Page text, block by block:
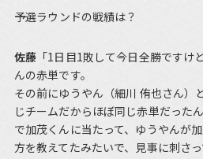
――予選ラウンドの戦績は？
佐藤 「1日目1敗して今日全勝ですけ
んの赤単です。
その前にゆうやん（細川 侑也さん）
じチームだからほぼ同じ赤単だった
で加茂くんに当たって、ゆうやんが
方を教えてたみたいで、見事に刺さ